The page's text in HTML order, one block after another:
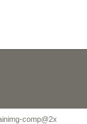
comp@2x